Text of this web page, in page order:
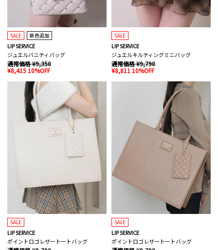
SALE 新色追加
LIP SERVICE
ジュエルバニティバッグ
通常価格 ¥9,350
¥8,415 10%OFF
SALE
LIP SERVICE
ジュエルキルティングミニバッグ
通常価格 ¥9,790
¥8,811 10%OFF
SALE
LIP SERVICE
ポイントロゴレザートートバッグ
SALE
LIP SERVICE
ポイントロゴレザートートバッグ